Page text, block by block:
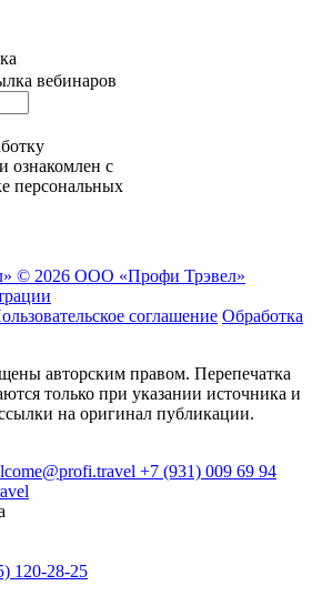
вебинаров
ознакомлен с
персональных
© 2026 ООО «Профи Трэвeл»
соглашение Обработка
авторским правом. Перепечатка
только при указании источника и
на оригинал публикации.
+7 (931) 009 69 94
120-28-25